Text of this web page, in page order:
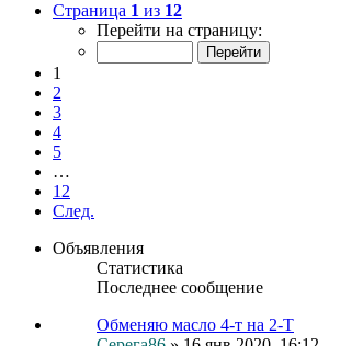
Страница 1 из 12
Перейти на страницу:
1
2
3
4
5
…
12
След.
Объявления
Статистика
Последнее сообщение
Обменяю масло 4-т на 2-Т